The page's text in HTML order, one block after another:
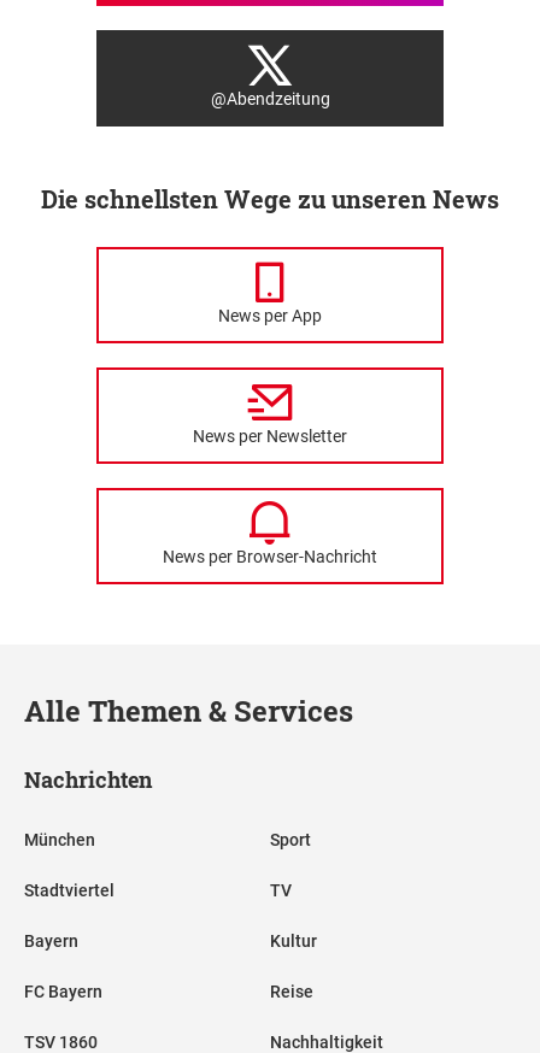
@Abendzeitung
Die schnellsten Wege zu unseren News
News per App
News per Newsletter
News per Browser-Nachricht
Alle Themen & Services
Nachrichten
München
Stadtviertel
Bayern
FC Bayern
TSV 1860
Sport
TV
Kultur
Reise
Nachhaltigkeit